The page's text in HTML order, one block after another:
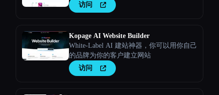
访问
Kopage AI Website Builder
White-Label AI 建站神器，你可以用你自己
的品牌为你的客户建立网站
访问